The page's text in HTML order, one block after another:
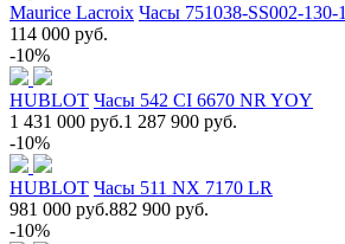
Maurice Lacroix Часы 751038-SS002-130-1
114 000 руб.
-10%
HUBLOT Часы 542 CI 6670 NR YOY
1 431 000 руб.1 287 900 руб.
-10%
HUBLOT Часы 511 NX 7170 LR
981 000 руб.882 900 руб.
-10%